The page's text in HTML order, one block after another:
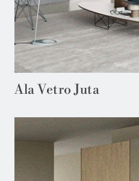
Ala Vetro Juta